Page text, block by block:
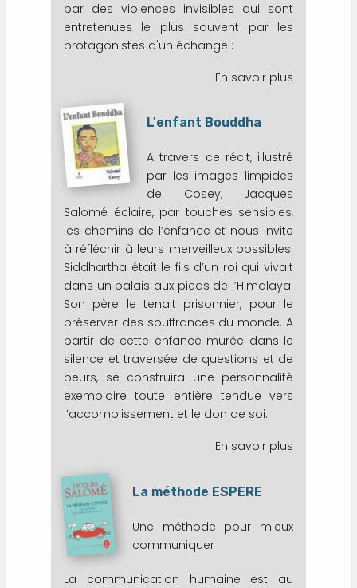
par des violences invisibles qui sont
entretenues le plus souvent par les
protagonistes d'un échange :
En savoir plus
L'enfant Bouddha
A travers ce récit, illustré
par les images limpides
de Cosey, Jacques
Salomé éclaire, par touches sensibles,
les chemins de l’enfance et nous invite
à réfléchir à leurs merveilleux possibles.
Siddhartha était le fils d’un roi qui vivait
dans un palais aux pieds de l’Himalaya.
Son père le tenait prisonnier, pour le
préserver des souffrances du monde. A
partir de cette enfance murée dans le
silence et traversée de questions et de
peurs, se construira une personnalité
exemplaire toute entière tendue vers
l’accomplissement et le don de soi.
En savoir plus
La méthode ESPERE
Une méthode pour mieux
communiquer
La communication humaine est au